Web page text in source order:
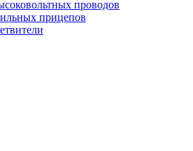
проводов
прицепов